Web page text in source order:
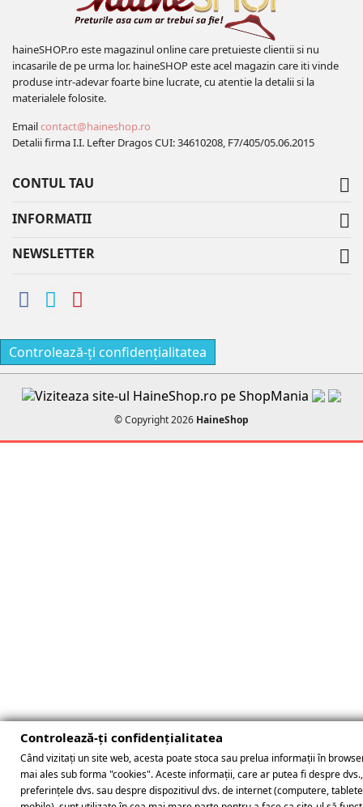
haineSHOP.ro este magazinul online care pretuieste clientii si nu
incasarile de pe urma lor. haineSHOP este acel magazin care iti vinde
produse intr-adevar foarte bine lucrate, cu atentie la detalii si la
materialele folosite.
Emailcontact@haineshop.ro
Detalii firma I.I. Lefter Dragos CUI: 34610208, F7/405/05.06.2015
CONTUL TAU 
INFORMATII 
NEWSLETTER 
Controlează-ți confidențialitatea
© Copyright 2026 HaineShop
Controlează-ți confidențialitatea
Când vizitați un site web, acesta poate stoca sau prelua informații în
mai ales sub forma "cookies". Aceste informații, care ar putea fi despre
preferințele dvs. sau despre dispozitivul dvs. de internet (computere,